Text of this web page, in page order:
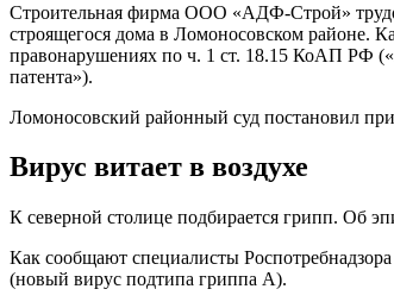
Строительная фирма ООО «АДФ-Строй»
строящегося дома в Ломоносовском районе.
правонарушениях по ч. 1 ст. 18.15 КоАП РФ
патента»).
Ломоносовский районный суд постановил
Вирус витает в воздухе
К северной столице подбирается грипп. Об
Как сообщают специалисты
(новый вирус подтипа гриппа А).